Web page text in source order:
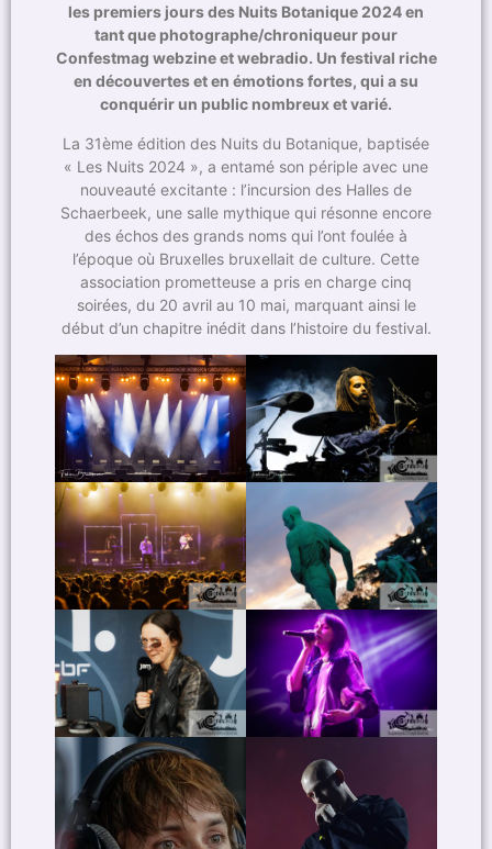
les premiers jours des Nuits Botanique 2024 en
tant que photographe/chroniqueur pour
Confestmag webzine et webradio. Un festival riche
en découvertes et en émotions fortes, qui a su
conquérir un public nombreux et varié.
La 31ème édition des Nuits du Botanique, baptisée
« Les Nuits 2024 », a entamé son périple avec une
nouveauté excitante : l’incursion des Halles de
Schaerbeek, une salle mythique qui résonne encore
des échos des grands noms qui l’ont foulée à
l’époque où Bruxelles bruxellait de culture. Cette
association prometteuse a pris en charge cinq
soirées, du 20 avril au 10 mai, marquant ainsi le
début d’un chapitre inédit dans l’histoire du festival.